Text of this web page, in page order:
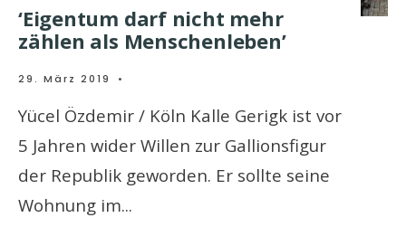
‘Eigentum darf nicht mehr
zählen als Menschenleben’
29. März 2019 •
Yücel Özdemir / Köln Kalle Gerigk ist vor
5 Jahren wider Willen zur Gallionsfigur
der Republik geworden. Er sollte seine
Wohnung im...